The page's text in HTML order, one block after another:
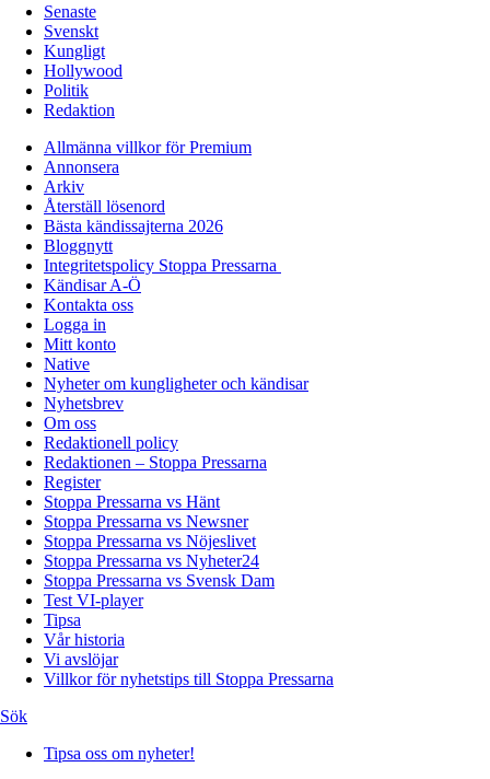
Senaste
Svenskt
Kungligt
Hollywood
Politik
Redaktion
Allmänna villkor för Premium
Annonsera
Arkiv
Återställ lösenord
Bästa kändissajterna 2026
Bloggnytt
Integritetspolicy Stoppa Pressarna
Kändisar A-Ö
Kontakta oss
Logga in
Mitt konto
Native
Nyheter om kungligheter och kändisar
Nyhetsbrev
Om oss
Redaktionell policy
Redaktionen – Stoppa Pressarna
Register
Stoppa Pressarna vs Hänt
Stoppa Pressarna vs Newsner
Stoppa Pressarna vs Nöjeslivet
Stoppa Pressarna vs Nyheter24
Stoppa Pressarna vs Svensk Dam
Test VI-player
Tipsa
Vår historia
Vi avslöjar
Villkor för nyhetstips till Stoppa Pressarna
Sök
Tipsa oss om nyheter!